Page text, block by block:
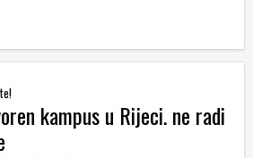
kampus u Rijeci. ne radi